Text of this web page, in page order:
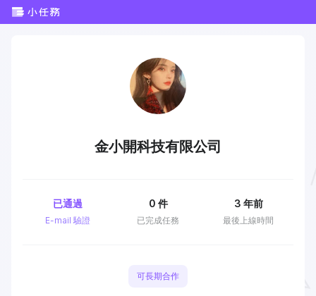
金小開科技有限公司
E-mail 驗證
已通過
已完成任務
0 件
最後上線時間
3 年前
可長期合作